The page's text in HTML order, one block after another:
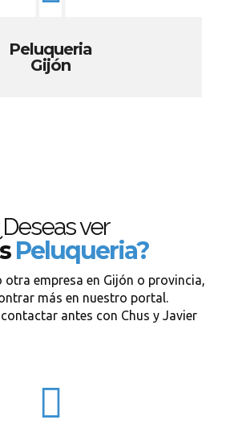
Peluqueria
Gijón
ver
Peluqueria?
otra empresa en Gijón o provincia,
más en nuestro portal.
antes con Chus y Javier